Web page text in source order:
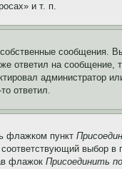
и т. п.
сообщения.
ответил на
администратор
ответил.
флажком пункт
выбор в
флажок Присоединить